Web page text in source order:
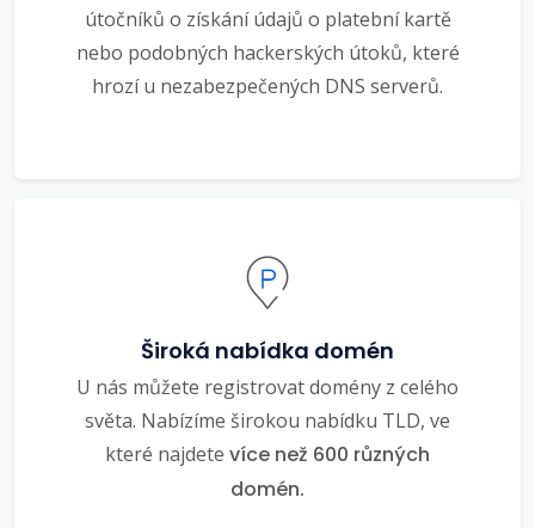
útočníků o získání údajů o platební kartě
nebo podobných hackerských útoků, které
hrozí u nezabezpečených DNS serverů.
Široká nabídka domén
U nás můžete registrovat domény z celého
světa. Nabízíme širokou nabídku TLD, ve
které najdete více než 600 různých
domén.